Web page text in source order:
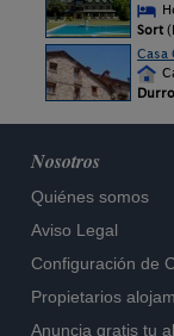
Sort
Casa
Durro
Nosotros
Quiénes somos
Aviso Legal
Configuración de
Propietarios
Anuncia gratis tu